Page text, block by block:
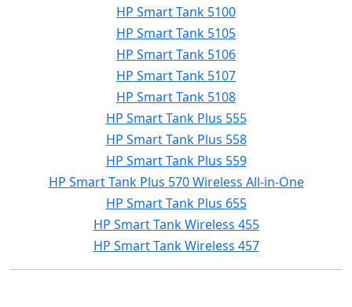
HP Smart Tank 5100
HP Smart Tank 5105
HP Smart Tank 5106
HP Smart Tank 5107
HP Smart Tank 5108
HP Smart Tank Plus 555
HP Smart Tank Plus 558
HP Smart Tank Plus 559
HP Smart Tank Plus 570 Wireless All-in-One
HP Smart Tank Plus 655
HP Smart Tank Wireless 455
HP Smart Tank Wireless 457